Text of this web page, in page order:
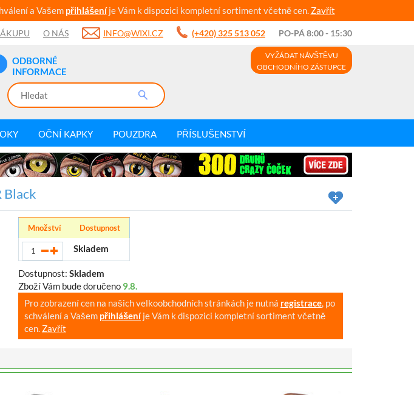
a Vašem přihlášeníje Vám k dispozici kompletní sortiment včetně cen. Zavřít
O NÁS INFO@WIXI.CZ (+420) 325 513 052 PO-PÁ 8:00 - 15:30
ODBORNÉ
INFORMACE
VYŽÁDAT NÁVŠTĚVU
OBCHODNÍHO ZÁSTUPCE
OČNÍ KAPKY POUZDRA PŘÍSLUŠENSTVÍ
Black
Množství Dostupnost
Skladem
Dostupnost: Skladem
Zboží Vám bude doručeno 9.8.
Pro zobrazení cen na našich velkoobchodních stránkách je nutná registrace, po
schválení a Vašem přihlášeníje Vám k dispozici kompletní sortiment včetně
cen. Zavřít